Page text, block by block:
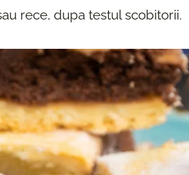
rece, dupa testul scobitorii.